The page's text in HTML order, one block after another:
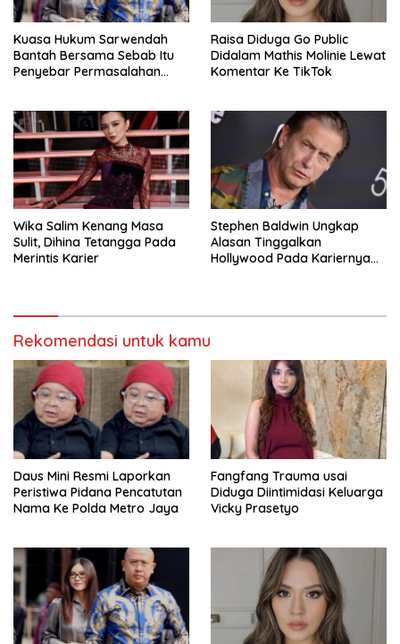
Kuasa Hukum Sarwendah
Bantah Bersama Sebab Itu
Penyebar Permasalahan
Raisa Diduga Go Public
Didalam Mathis Molinie Lewat
Komentar Ke TikTok
Wika Salim Kenang Masa
Sulit, Dihina Tetangga Pada
Merintis Karier
Stephen Baldwin Ungkap
Alasan Tinggalkan
Hollywood Pada Kariernya
Rekomendasi untuk kamu
Daus Mini Resmi Laporkan
Peristiwa Pidana Pencatutan
Nama Ke Polda Metro Jaya
Fangfang Trauma usai
Diduga Diintimidasi Keluarga
Vicky Prasetyo